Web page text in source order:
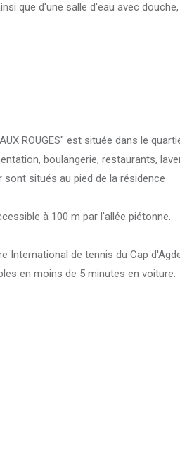
que d'une salle d'eau avec
ROUGES" est située dans le
boulangerie, restaurants,
situés au pied de la résidence
à 100 m par l'allée piétonne.
International de tennis du Cap
en moins de 5 minutes en voiture.